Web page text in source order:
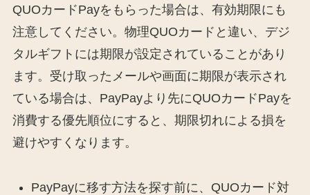
QUOカードPayをもらった場合は、有効期限にも
注意してください。物理QUOカードと違い、デジ
タルギフトには期限が設定されていることがあり
ます。受け取ったメールや画面に期限が表示され
ている場合は、PayPayより先にQUOカードPayを
消費する優先順位にすると、期限切れによる損を
避けやすくなります。
PayPayに移す方法を探す前に、QUOカード対